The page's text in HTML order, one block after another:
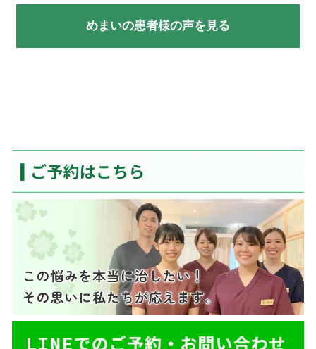
めまいの患者様の声を見る